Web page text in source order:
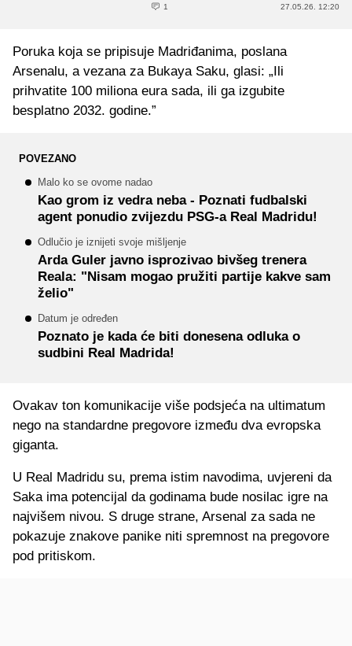
1 27.05.26. 12:20
Poruka koja se pripisuje Madriđanima, poslana
Arsenalu, a vezana za Bukaya Saku, glasi: „Ili
prihvatite 100 miliona eura sada, ili ga izgubite
besplatno 2032. godine.”
POVEZANO
Malo ko se ovome nadao
Kao grom iz vedra neba - Poznati fudbalski
agent ponudio zvijezdu PSG-a Real Madridu!
Odlučio je iznijeti svoje mišljenje
Arda Guler javno isprozivao bivšeg trenera
Reala: "Nisam mogao pružiti partije kakve sam
želio"
Datum je određen
Poznato je kada će biti donesena odluka o
sudbini Real Madrida!
Ovakav ton komunikacije više podsjeća na ultimatum
nego na standardne pregovore između dva evropska
giganta.
U Real Madridu su, prema istim navodima, uvjereni da
Saka ima potencijal da godinama bude nosilac igre na
najvišem nivou. S druge strane, Arsenal za sada ne
pokazuje znakove panike niti spremnost na pregovore
pod pritiskom.